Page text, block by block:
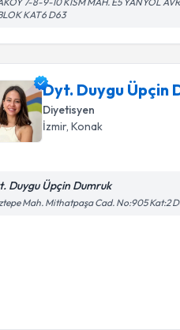
KAT6 D63
Dyt. Duygu Üpçin
Diyetisyen
İzmir, Konak
Duygu Üpçin Dumruk
Mah. Mithatpaşa Cad. No:905 Kat:2